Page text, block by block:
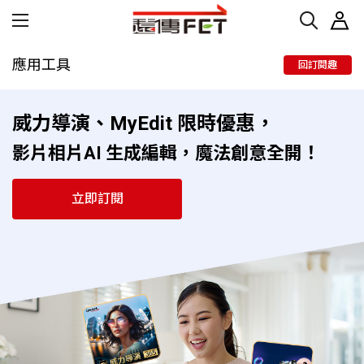
應用工具 回訂閱趣
威力導演、MyEdit 限時優惠，
影片相片AI 生成編輯，魔法創意全開！
立即訂閱